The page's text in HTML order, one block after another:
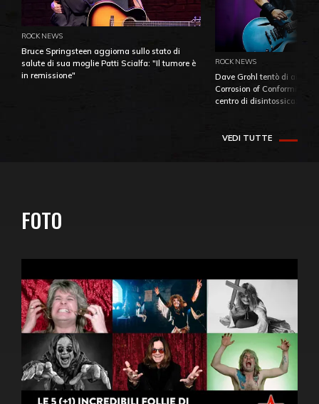
ROCK NEWS
Bruce Springsteen aggiorna sullo stato di
salute di sua moglie Patti Scialfa: "Il tumore è
in remissione"
ROCK NEWS
Dave Grohl tentò di
Corrosion of Conformity
centro di
VEDI TUTTE
FOTO